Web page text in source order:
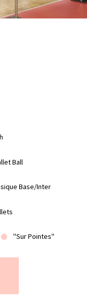
Ball
Base/Inter
"Sur Pointes"